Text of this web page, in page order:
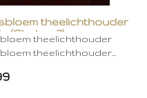
theelichthouder
(Chakra 2)
theelichthouder
theelichthouder…